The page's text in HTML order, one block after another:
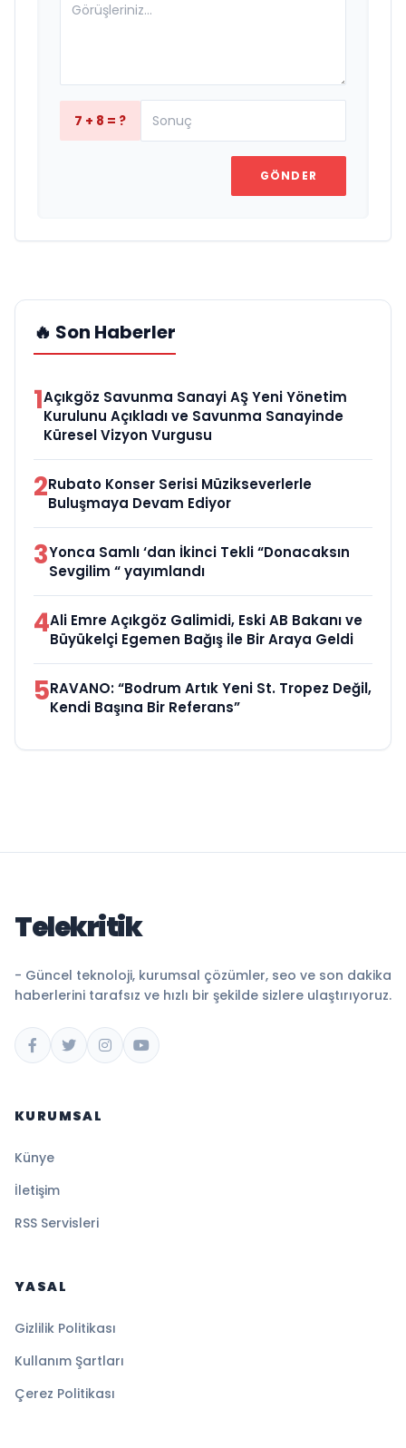
7 + 8 = ?
GÖNDER
🔥 Son Haberler
1Açıkgöz Savunma Sanayi AŞ Yeni Yönetim
Kurulunu Açıkladı ve Savunma Sanayinde
Küresel Vizyon Vurgusu
2Rubato Konser Serisi Müzikseverlerle
Buluşmaya Devam Ediyor
3Yonca Samlı ‘dan İkinci Tekli “Donacaksın
Sevgilim “ yayımlandı
4Ali Emre Açıkgöz Galimidi, Eski AB Bakanı ve
Büyükelçi Egemen Bağış ile Bir Araya Geldi
5RAVANO: “Bodrum Artık Yeni St. Tropez Değil,
Kendi Başına Bir Referans”
Telekritik
- Güncel teknoloji, kurumsal çözümler, seo ve son dakika
haberlerini tarafsız ve hızlı bir şekilde sizlere ulaştırıyoruz.
KURUMSAL
Künye
İletişim
RSS Servisleri
YASAL
Gizlilik Politikası
Kullanım Şartları
Çerez Politikası